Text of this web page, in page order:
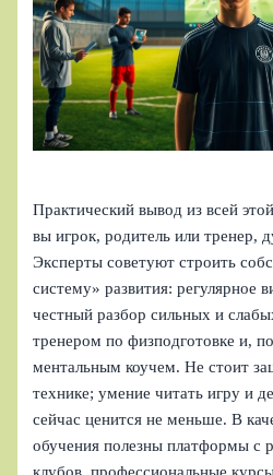
Практический вывод из всей
вы игрок, родитель или тренер,
Эксперты советуют строить
систему» развития: регулярное
честный разбор сильных и
тренером по физподготовке и,
ментальным коучем. Не стоит
технике; умение читать игру и
сейчас ценится не меньше. В
обучения полезны платформы с